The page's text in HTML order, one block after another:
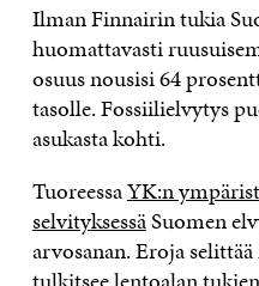
Ilman Finnairin tukia
huomattavasti
osuus nousisi 64
tasolle. Fossiilielvytys
asukasta kohti.
TuoreessaYK:n
selvityksessäSuomen
arvosanan. Eroja